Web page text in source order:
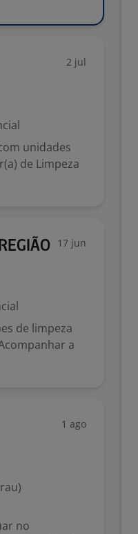
2 jul
unidades
de Limpeza
17 jun
de limpeza
a
1 ago
no